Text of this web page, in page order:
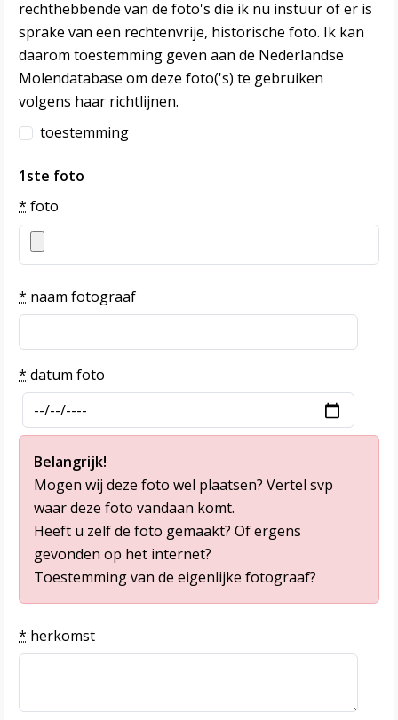
rechthebbende van de foto's die ik nu instuur of er is
sprake van een rechtenvrije, historische foto. Ik kan
daarom toestemming geven aan de Nederlandse
Molendatabase om deze foto('s) te gebruiken
volgens haar richtlijnen.
toestemming
1ste foto
* foto
* naam fotograaf
* datum foto
Belangrijk!
Mogen wij deze foto wel plaatsen? Vertel svp
waar deze foto vandaan komt.
Heeft u zelf de foto gemaakt? Of ergens
gevonden op het internet?
Toestemming van de eigenlijke fotograaf?
* herkomst